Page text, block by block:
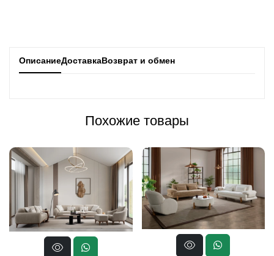
ОписаниеДоставкаВозврат и обмен
Похожие товары